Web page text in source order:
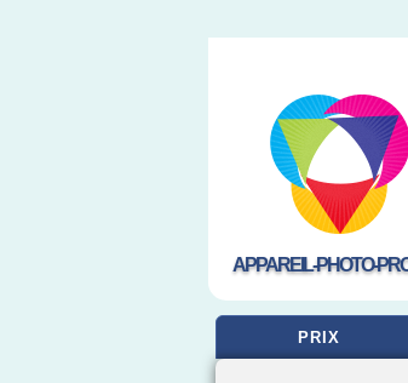
APPAREIL-PHOTO-
PRIX